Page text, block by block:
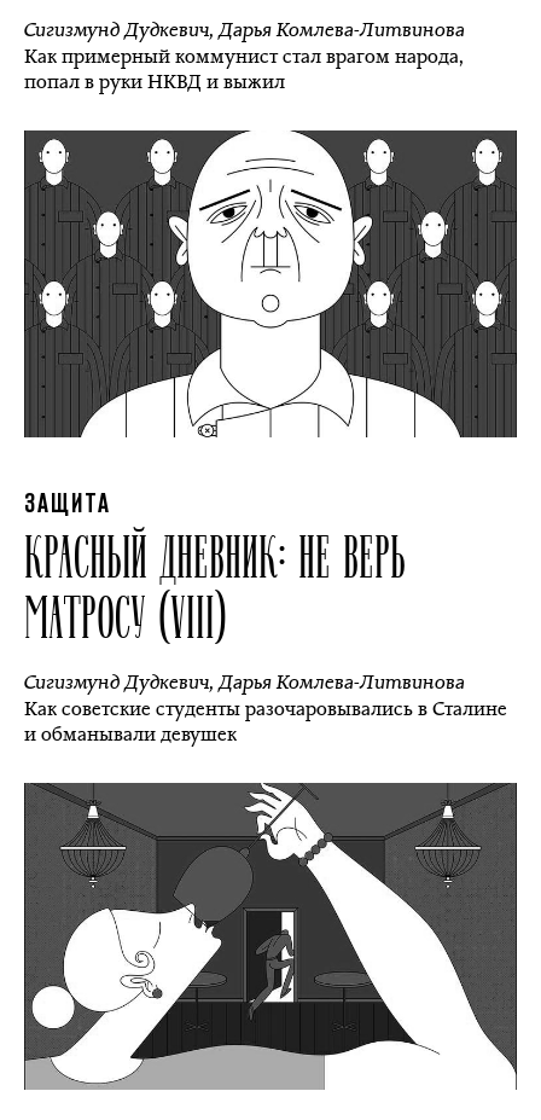
Сигизмунд Дудкевич,Дарья Комлева-Литвинова
Как примерный коммунист стал врагом народа,
попал в руки НКВД и выжил
ЗАЩИТА
КРАСНЫЙ ДНЕВНИК: НЕ ВЕРЬ
МАТРОСУ (VIII)
Сигизмунд Дудкевич,Дарья Комлева-Литвинова
Как советские студенты разочаровывались в Сталине
и обманывали девушек